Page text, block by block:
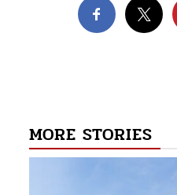
navigation
MORE STORIES